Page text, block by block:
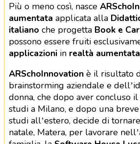
Più o meno così, nasce
aumentata applicata alla
italiano che progetta Book e
possono essere fruiti
applicazioniin realtà aumentata
ARSchoInnovationè il risultato
brainstorming aziendale e
donna, che dopo aver concluso
studi a Milano, e dopo una
studi all’estero, decide di
natale, Matera, per lavorare